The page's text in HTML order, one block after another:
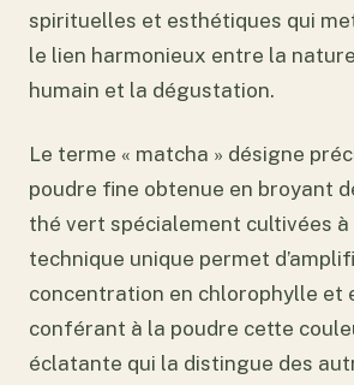
spirituelles et esthétiques qui
le lien harmonieux entre la
humain et la dégustation.
Le terme « matcha » désigne
poudre fine obtenue en broyant
thé vert spécialement cultivées à
technique unique permet
concentration en chlorophylle et
conférant à la poudre cette
éclatante qui la distingue des